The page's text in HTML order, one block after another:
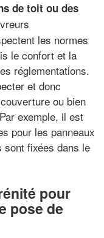
de toit ou des
les normes
le confort et la
réglementations.
et donc
ou bien
exemple, il est
pour les panneaux
sont fixées dans le
pour
pose de